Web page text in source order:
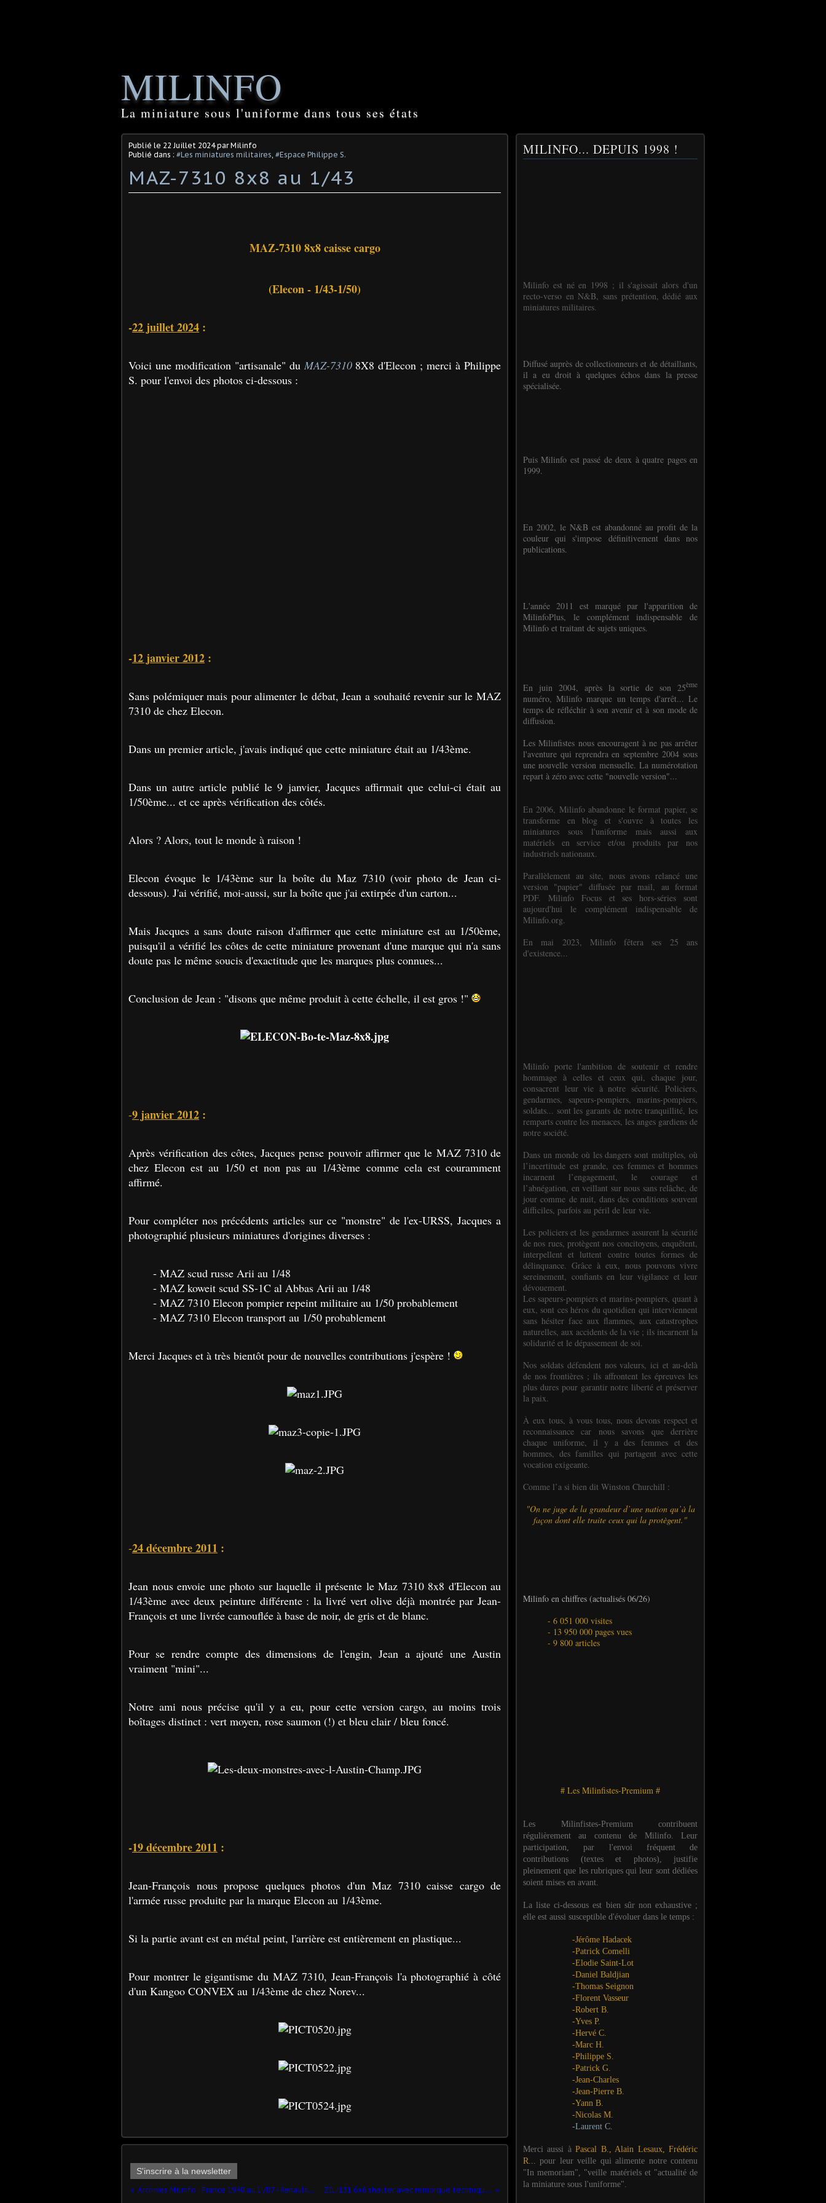
MILINFO
La miniature sous l'uniforme dans tous ses états
Publié le 22 Juillet 2024par Milinfo
Publié dans : #Les miniatures militaires, #Espace Philippe S.
MAZ-7310 8x8 au 1/43
MAZ-7310 8x8 caisse cargo
(Elecon - 1/43-1/50)
-22 juillet 2024 :
Voici une modification "artisanale" du MAZ-73108X8 d'Elecon ; merci à Philippe
S. pour l'envoi des photos ci-dessous :
-12 janvier 2012 :
Sans polémiquer mais pour alimenter le débat, Jean a souhaité revenir sur le MAZ
7310 de chez Elecon.
Dans un premier article, j'avais indiqué que cette miniature était au 1/43ème.
Dans un autre article publié le 9 janvier, Jacques affirmait que celui-ci était au
1/50ème... et ce après vérification des côtés.
Alors ? Alors, tout le monde à raison !
Elecon évoque le 1/43ème sur la boîte du Maz 7310 (voir photo de Jean ci-
dessous). J'ai vérifié, moi-aussi, sur la boîte que j'ai extirpée d'un carton...
Mais Jacques a sans doute raison d'affirmer que cette miniature est au 1/50ème,
puisqu'il a vérifié les côtes de cette miniature provenant d'une marque qui n'a sans
doute pas le même soucis d'exactitude que les marques plus connues...
Conclusion de Jean : "disons que même produit à cette échelle, il est gros !"
-9 janvier 2012 :
Après vérification des côtes, Jacques pense pouvoir affirmer que le MAZ 7310 de
chez Elecon est au 1/50 et non pas au 1/43ème comme cela est couramment
affirmé.
Pour compléter nos précédents articles sur ce "monstre" de l'ex-URSS, Jacques a
photographié plusieurs miniatures d'origines diverses :
- MAZ scud russe Arii au 1/48
- MAZ koweit scud SS-1C al Abbas Arii au 1/48
- MAZ 7310 Elecon pompier repeint militaire au 1/50 probablement
- MAZ 7310 Elecon transport au 1/50 probablement
Merci Jacques et à très bientôt pour de nouvelles contributions j'espère !
-24 décembre 2011 :
Jean nous envoie une photo sur laquelle il présente le Maz 7310 8x8 d'Elecon au
1/43ème avec deux peinture différente : la livré vert olive déjà montrée par Jean-
François et une livrée camouflée à base de noir, de gris et de blanc.
Pour se rendre compte des dimensions de l'engin, Jean a ajouté une Austin
vraiment "mini"...
Notre ami nous précise qu'il y a eu, pour cette version cargo, au moins trois
boîtages distinct : vert moyen, rose saumon (!) et bleu clair / bleu foncé.
-19 décembre 2011 :
Jean-François nous propose quelques photos d'un Maz 7310 caisse cargo de
l'armée russe produite par la marque Elecon au 1/43ème.
Si la partie avant est en métal peint, l'arrière est entièrement en plastique...
Pour montrer le gigantisme du MAZ 7310, Jean-François l'a photographié à côté
d'un Kangoo CONVEX au 1/43ème de chez Norev...
S'inscrire à la newsletter
Archives Milinfo : France 1940 au 1 /87 - Renault R 35 et Hotchkiss H39 (par T. Seignon) ​ ZIL-131 6x6 shelter avec remorque technique (AM Studio - 1/43 - par Philippe S.) ​
MILINFO... DEPUIS 1998 !
Milinfo est né en 1998 ; il s'agissait alors d'un
recto-verso en N&B, sans prétention, dédié aux
miniatures militaires.
Diffusé auprès de collectionneurs et de détaillants,
il a eu droit à quelques échos dans la presse
spécialisée.
Puis Milinfo est passé de deux à quatre pages en
1999.
En 2002, le N&B est abandonné au profit de la
couleur qui s'impose définitivement dans nos
publications.
L'année 2011 est marqué par l'apparition de
MilinfoPlus, le complément indispensable de
Milinfo et traitant de sujets uniques.
En juin 2004, après la sortie de son 25ème
numéro, Milinfo marque un temps d'arrêt... Le
temps de réfléchir à son avenir et à son mode de
diffusion.
Les Milinfistes nous encouragent à ne pas arrêter
l'aventure qui reprendra en septembre 2004 sous
une nouvelle version mensuelle. La numérotation
repart à zéro avec cette "nouvelle version"...
En 2006, Milinfo abandonne le format papier, se
transforme en blog et s'ouvre à toutes les
miniatures sous l'uniforme mais aussi aux
matériels en service et/ou produits par nos
industriels nationaux.
Parallèlement au site, nous avons relancé une
version "papier" diffusée par mail, au format
PDF. Milinfo Focus et ses hors-séries sont
aujourd'hui le complément indispensable de
Milinfo.org.
En mai 2023, Milinfo fêtera ses 25 ans
d'existence...
Milinfo porte l'ambition de soutenir et rendre
hommage à celles et ceux qui, chaque jour,
consacrent leur vie à notre sécurité. Policiers,
gendarmes, sapeurs-pompiers, marins-pompiers,
soldats... sont les garants de notre tranquillité, les
remparts contre les menaces, les anges gardiens de
notre société.
Dans un monde où les dangers sont multiples, où
l’incertitude est grande, ces femmes et hommes
incarnent l’engagement, le courage et
l’abnégation, en veillant sur nous sans relâche, de
jour comme de nuit, dans des conditions souvent
difficiles, parfois au péril de leur vie.
Les policiers et les gendarmes assurent la sécurité
de nos rues, protègent nos concitoyens, enquêtent,
interpellent et luttent contre toutes formes de
délinquance. Grâce à eux, nous pouvons vivre
sereinement, confiants en leur vigilance et leur
dévouement.
Les sapeurs-pompiers et marins-pompiers, quant à
eux, sont ces héros du quotidien qui interviennent
sans hésiter face aux flammes, aux catastrophes
naturelles, aux accidents de la vie ; ils incarnent la
solidarité et le dépassement de soi.
Nos soldats défendent nos valeurs, ici et au-delà
de nos frontières ; ils affrontent les épreuves les
plus dures pour garantir notre liberté et préserver
la paix.
À eux tous, à vous tous, nous devons respect et
reconnaissance car nous savons que derrière
chaque uniforme, il y a des femmes et des
hommes, des familles qui partagent avec cette
vocation exigeante.
Comme l’a si bien dit Winston Churchill :
"On ne juge de la grandeur d’une nation qu’à la
façon dont elle traite ceux qui la protègent."
Milinfo en chiffres (actualisés 06/26)
- 6 051 000 visites
- 13 950 000 pages vues
- 9 800 articles
# Les Milinfistes-Premium #
Les Milinfistes-Premium contribuent
régulièrement au contenu de Milinfo. Leur
participation, par l'envoi fréquent de
contributions (textes et photos), justifie
pleinement que les rubriques qui leur sont dédiées
soient mises en avant.
La liste ci-dessous est bien sûr non exhaustive ;
elle est aussi susceptible d'évoluer dans le temps :
-Jérôme Hadacek
-Patrick Comelli
-Elodie Saint-Lot
-Daniel Baldjian
-Thomas Seignon
-Florent Vasseur
-Robert B.
-Yves P.
-Hervé C.
-Marc H.
-Philippe S.
-Patrick G.
-Jean-Charles
-Jean-Pierre B.
-Yann B.
-Nicolas M.
-Laurent C.
Merci aussi àPascal B., Alain Lesaux, Frédéric
R...pour leur veille qui alimente notre contenu
"In memoriam", "veille matériels et "actualité de
la miniature sous l'uniforme".